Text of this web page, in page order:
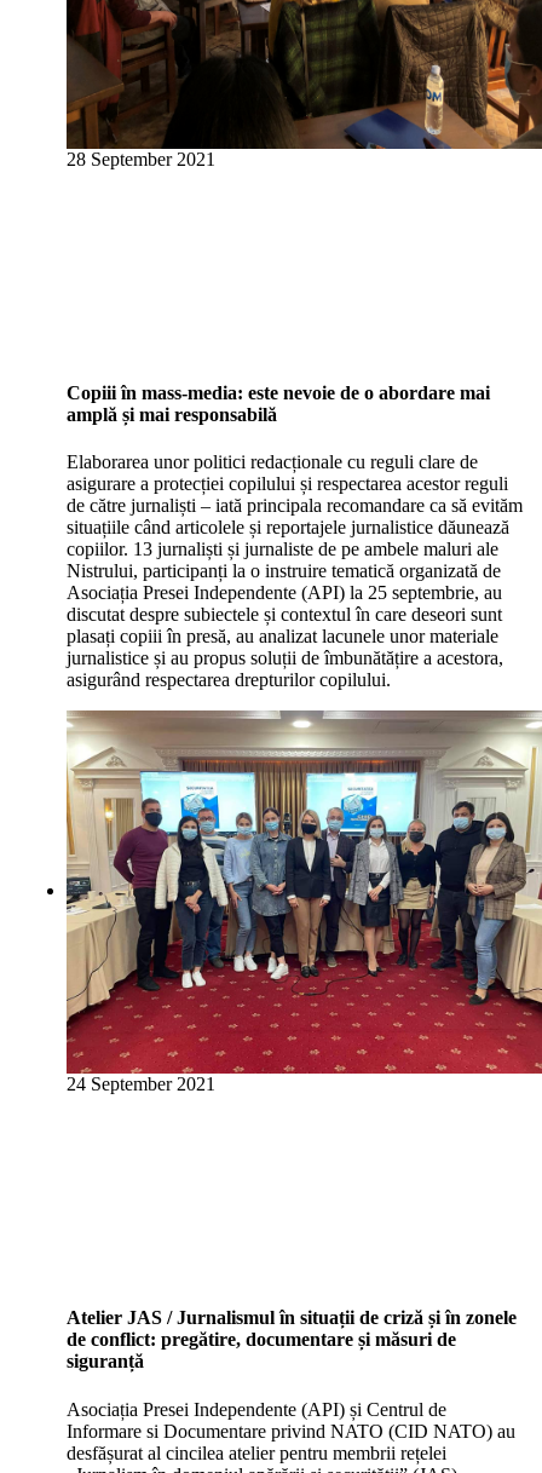
28 September 2021
Copiii în mass-media: este nevoie de o abordare mai
amplă și mai responsabilă
Elaborarea unor politici redacționale cu reguli clare de
asigurare a protecției copilului și respectarea acestor reguli
de către jurnaliști – iată principala recomandare ca să evităm
situațiile când articolele și reportajele jurnalistice dăunează
copiilor. 13 jurnaliști și jurnaliste de pe ambele maluri ale
Nistrului, participanți la o instruire tematică organizată de
Asociația Presei Independente (API) la 25 septembrie, au
discutat despre subiectele și contextul în care deseori sunt
plasați copiii în presă, au analizat lacunele unor materiale
jurnalistice și au propus soluții de îmbunătățire a acestora,
asigurând respectarea drepturilor copilului.
24 September 2021
Atelier JAS / Jurnalismul în situații de criză și în zonele
de conflict: pregătire, documentare și măsuri de
siguranță
Asociația Presei Independente (API) și Centrul de
Informare si Documentare privind NATO (CID NATO) au
desfășurat al cincilea atelier pentru membrii rețelei